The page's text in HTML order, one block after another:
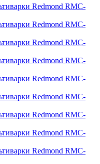
Redmond RMC-
Redmond RMC-
Redmond RMC-
Redmond RMC-
Redmond RMC-
Redmond RMC-
Redmond RMC-
Redmond RMC-
Redmond RMC-